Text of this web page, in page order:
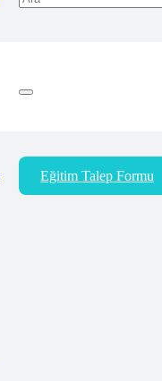
Eğitim Talep Formu